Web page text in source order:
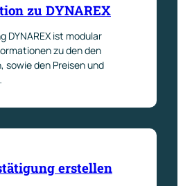
zu DYNAREX
DYNAREX ist modular
zu den den
sowie den Preisen und
erstellen